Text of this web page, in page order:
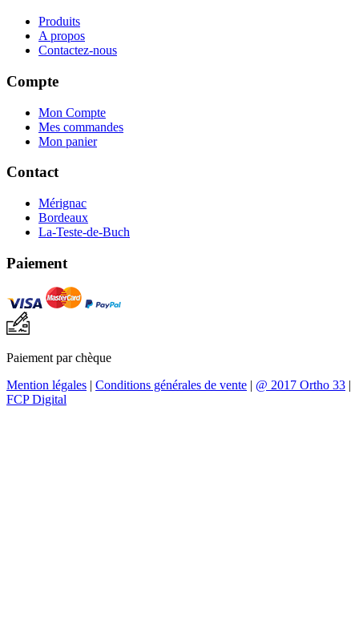
Produits
A propos
Contactez-nous
Compte
Mon Compte
Mes commandes
Mon panier
Contact
Mérignac
Bordeaux
La-Teste-de-Buch
Paiement
Paiement par chèque
Mention légales | Conditions générales de vente | @ 2017 Ortho 33 |
FCP Digital